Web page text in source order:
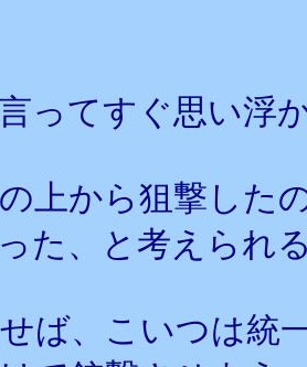
ってすぐ思い浮
上から狙撃した
た、と考えられ
ば、こいつは統